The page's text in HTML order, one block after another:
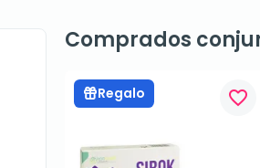
Comprados
Regalo favorite_border